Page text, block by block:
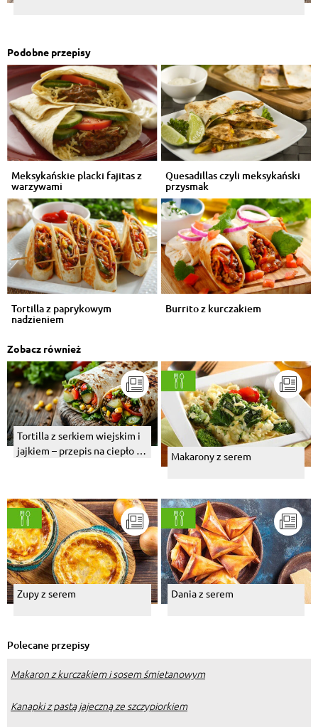
Podobne przepisy
Meksykańskie placki fajitas z
warzywami
Quesadillas czyli meksykański
przysmak
Tortilla z paprykowym
nadzieniem
Burrito z kurczakiem
Zobacz również
Tortilla z serkiem wiejskim i
jajkiem – przepis na ciepło z
Makarony z serem
Zupy z serem Dania z serem
Polecane przepisy
Makaron z kurczakiem i sosem śmietanowym
Kanapki z pastą jajeczną ze szczypiorkiem